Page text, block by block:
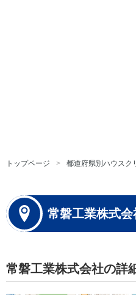
トップページ 都道府県別ハウスク
常磐工業株式会
常磐工業株式会社の詳